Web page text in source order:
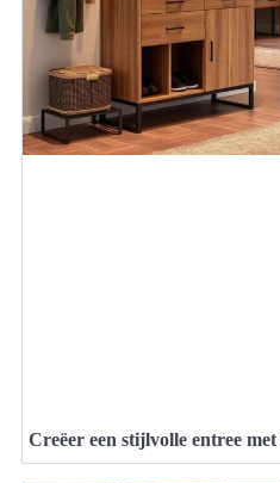
Creëer een stijlvolle entree